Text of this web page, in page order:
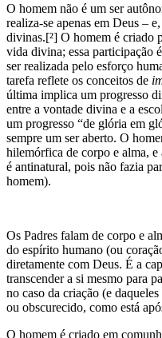
O homem não é um ser
realiza-se apenas em Deus –
divinas.[²] O homem é criado
vida divina; essa participação
ser realizada pelo esforço
tarefa reflete os conceitos de
última implica um progresso
entre a vontade divina e a
um progresso “de glória em
sempre um ser aberto. O
hilemórfica de corpo e alma, e
é antinatural, pois não fazia
homem).
Os Padres falam de corpo e
do espírito humano (ou
diretamente com Deus. É a
transcender a si mesmo para
no caso da criação (e
ou obscurecido, como está
O homem é criado em